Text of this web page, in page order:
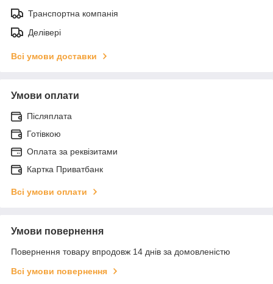
Транспортна компанія
Делівері
Всі умови доставки
Умови оплати
Післяплата
Готівкою
Оплата за реквізитами
Картка Приватбанк
Всі умови оплати
Умови повернення
Повернення товару впродовж 14 днів за домовленістю
Всі умови повернення